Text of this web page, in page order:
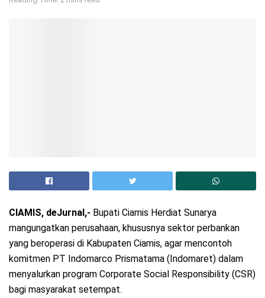
CIAMIS, deJurnal,- Bupati Ciamis Herdiat Sunarya
mangungatkan perusahaan, khususnya sektor perbankan
yang beroperasi di Kabupaten Ciamis, agar mencontoh
komitmen PT Indomarco Prismatama (Indomaret) dalam
menyalurkan program Corporate Social Responsibility (CSR)
bagi masyarakat setempat.